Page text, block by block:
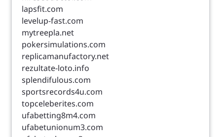
lapsfit.com
levelup-fast.com
mytreepla.net
pokersimulations.com
replicamanufactory.net
rezultate-loto.info
splendifulous.com
sportsrecords4u.com
topceleberites.com
ufabetting8m4.com
ufabetunionum3.com